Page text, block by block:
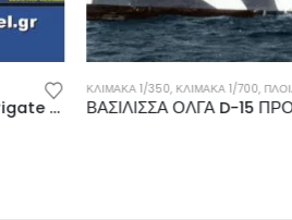
MEKO 200 HN Hydra-class frigate 1/700
ΚΛΊΜΑΚΑ 1/350, ΚΛΊΜΑΚΑ 1/700, ΠΛΟΙΑ ,
ΒΑΣΙΛΙΣΣΑ ΟΛΓΑ D-15